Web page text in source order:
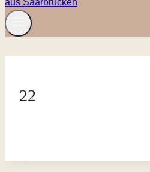
22